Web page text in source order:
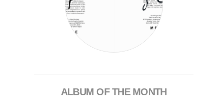
ALBUM OF THE MONTH